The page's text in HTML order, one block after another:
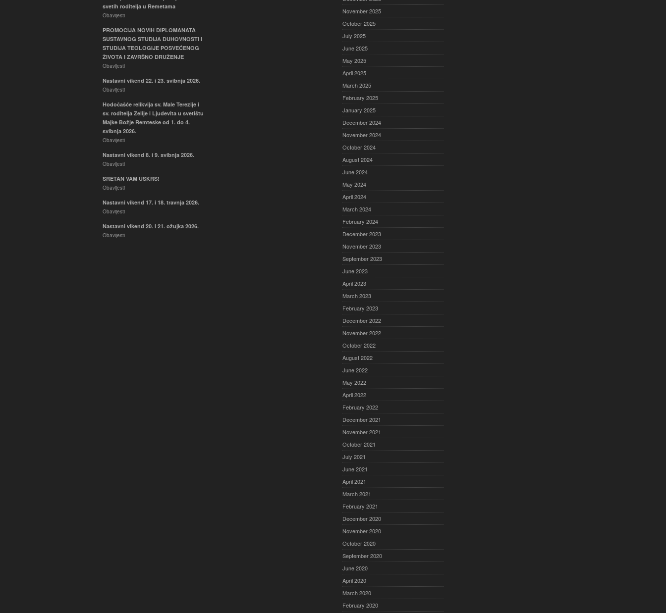
svetih roditelja u Remetama
Obavijesti
PROMOCIJA NOVIH DIPLOMANATA
SUSTAVNOG STUDIJA DUHOVNOSTI I
STUDIJA TEOLOGIJE POSVEĆENOG
ŽIVOTA I ZAVRŠNO DRUŽENJE
Obavijesti
Nastavni vikend 22. i 23. svibnja 2026.
Obavijesti
Hodočašće relikvija sv. Male Terezije i
sv. roditelja Zelije i Ljudevita u svetištu
Majke Božje Remteske od 1. do 4.
svibnja 2026.
Obavijesti
Nastavni vikend 8. i 9. svibnja 2026.
Obavijesti
SRETAN VAM USKRS!
Obavijesti
Nastavni vikend 17. i 18. travnja 2026.
Obavijesti
Nastavni vikend 20. i 21. ožujka 2026.
Obavijesti
November 2025
October 2025
July 2025
June 2025
May 2025
April 2025
March 2025
February 2025
January 2025
December 2024
November 2024
October 2024
August 2024
June 2024
May 2024
April 2024
March 2024
February 2024
December 2023
November 2023
September 2023
June 2023
April 2023
March 2023
February 2023
December 2022
November 2022
October 2022
August 2022
June 2022
May 2022
April 2022
February 2022
December 2021
November 2021
October 2021
July 2021
June 2021
April 2021
March 2021
February 2021
December 2020
November 2020
October 2020
September 2020
June 2020
April 2020
March 2020
February 2020